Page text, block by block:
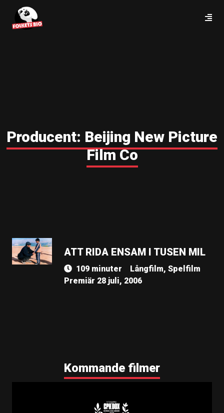
Producent: Beijing New Picture
Film Co
ATT RIDA ENSAM I TUSEN MIL
109 minuter
Långfilm, Spelfilm
Premiär 28 juli, 2006
Kommande filmer